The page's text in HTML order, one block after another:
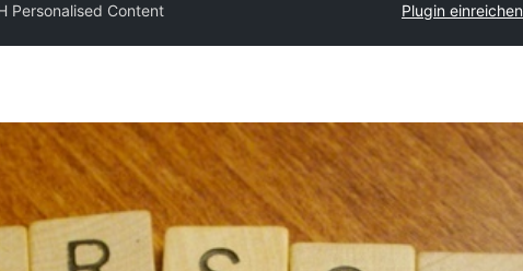
Personalised Content Plugin einreichen